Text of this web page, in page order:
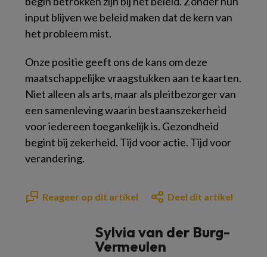
input blijven we beleid maken dat de kern van
het probleem mist.
Onze positie geeft ons de kans om deze
maatschappelijke vraagstukken aan te kaarten.
Niet alleen als arts, maar als pleitbezorger van
een samenleving waarin bestaanszekerheid
voor iedereen toegankelijk is. Gezondheid
begint bij zekerheid. Tijd voor actie. Tijd voor
verandering.
Reageer op dit artikel Deel dit artikel
Sylvia van der Burg-
Vermeulen